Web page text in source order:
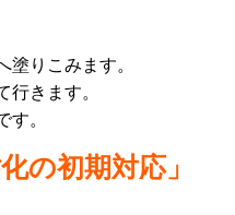
塗りこみます。
行きます。
す。
の初期対応」